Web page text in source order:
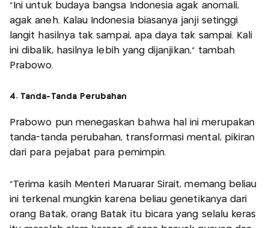
"Ini untuk budaya bangsa Indonesia agak anomali,
agak aneh. Kalau Indonesia biasanya janji setinggi
langit hasilnya tak sampai, apa daya tak sampai. Kali
ini dibalik, hasilnya lebih yang dijanjikan," tambah
Prabowo.
4. Tanda-Tanda Perubahan
Prabowo pun menegaskan bahwa hal ini merupakan
tanda-tanda perubahan, transformasi mental, pikiran
dari para pejabat para pemimpin.
"Terima kasih Menteri Maruarar Sirait, memang beliau
ini terkenal mungkin karena beliau genetikanya dari
orang Batak, orang Batak itu bicara yang selalu keras